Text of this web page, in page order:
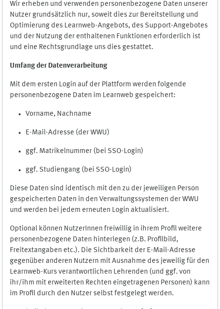
Wir erheben und verwenden personenbezogene Daten unserer
Nutzer grundsätzlich nur, soweit dies zur Bereitstellung und
Optimierung des Learnweb-Angebots, des Support-Angebotes
und der Nutzung der enthaltenen Funktionen erforderlich ist
und eine Rechtsgrundlage uns dies gestattet.
Umfang der Datenverarbeitung
Mit dem ersten Login auf der Plattform werden folgende
personenbezogene Daten im Learnweb gespeichert:
Vorname, Nachname
E-Mail-Adresse (der WWU)
ggf. Matrikelnummer (bei SSO-Login)
ggf. Studiengang (bei SSO-Login)
Diese Daten sind identisch mit den zu der jeweiligen Person
gespeicherten Daten in den Verwaltungssystemen der WWU
und werden bei jedem erneuten Login aktualisiert.
Optional können NutzerInnen freiwillig in ihrem Profil weitere
personenbezogene Daten hinterlegen (z.B. Profilbild,
Freitextangaben etc.). Die Sichtbarkeit der E-Mail-Adresse
gegenüber anderen Nutzern mit Ausnahme des jeweilig für den
Learnweb-Kurs verantwortlichen Lehrenden (und ggf. von
ihr/ihm mit erweiterten Rechten eingetragenen Personen) kann
im Profil durch den Nutzer selbst festgelegt werden.